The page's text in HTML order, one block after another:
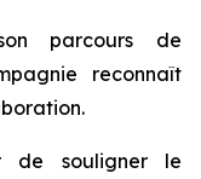
parcours de
reconnaît
de souligner le